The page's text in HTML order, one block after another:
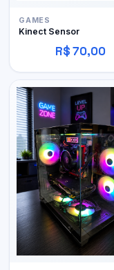
GAMES
Kinect Sensor
R$ 70,00